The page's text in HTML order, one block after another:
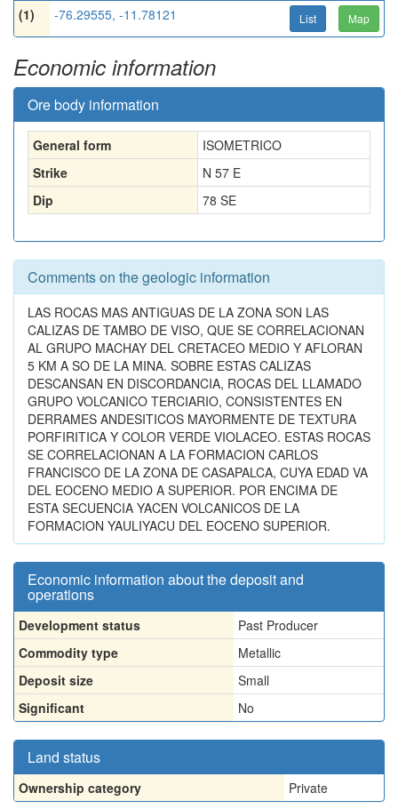
(1) -76.29555, -11.78121 List Map
Economic information
Ore body information
General form
ISOMETRICO
Strike
N 57 E
Dip
78 SE
Comments on the geologic information
LAS ROCAS MAS ANTIGUAS DE LA ZONA SON LAS
CALIZAS DE TAMBO DE VISO, QUE SE CORRELACIONAN
AL GRUPO MACHAY DEL CRETACEO MEDIO Y AFLORAN
5 KM A SO DE LA MINA. SOBRE ESTAS CALIZAS
DESCANSAN EN DISCORDANCIA, ROCAS DEL LLAMADO
GRUPO VOLCANICO TERCIARIO, CONSISTENTES EN
DERRAMES ANDESITICOS MAYORMENTE DE TEXTURA
PORFIRITICA Y COLOR VERDE VIOLACEO. ESTAS ROCAS
SE CORRELACIONAN A LA FORMACION CARLOS
FRANCISCO DE LA ZONA DE CASAPALCA, CUYA EDAD VA
DEL EOCENO MEDIO A SUPERIOR. POR ENCIMA DE
ESTA SECUENCIA YACEN VOLCANICOS DE LA
FORMACION YAULIYACU DEL EOCENO SUPERIOR.
Economic information about the deposit and
operations
Development status
Past Producer
Commodity type
Metallic
Deposit size
Small
Significant
No
Land status
Ownership category Private